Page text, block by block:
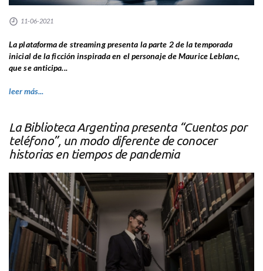
11-06-2021
La plataforma de streaming presenta la parte 2 de la temporada
inicial de la ficción inspirada en el personaje de Maurice Leblanc,
que se anticipa...
leer más...
La Biblioteca Argentina presenta “Cuentos por
teléfono”, un modo diferente de conocer
historias en tiempos de pandemia